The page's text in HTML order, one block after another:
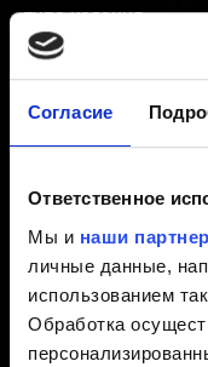
Согласие
Ответственное
Мы и наши
личные данные,
использованием
Обработка
типа издания.
Вы можете узнать,
языковой пакет в
игры.
Мы можем
Для этого
обратной стороны
на самой игровой